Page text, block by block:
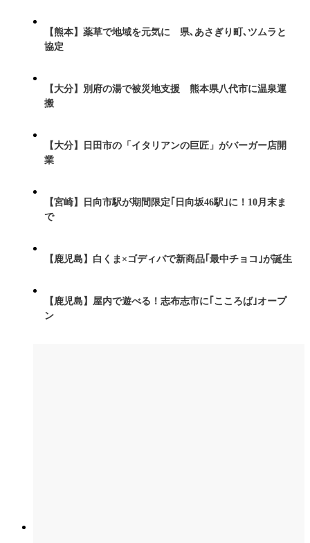
【熊本】薬草で地域を元気に 県､あさぎり町､ツムラと
協定
【大分】別府の湯で被災地支援 熊本県八代市に温泉運
搬
【大分】日田市の「イタリアンの巨匠」がバーガー店開
業
【宮崎】日向市駅が期間限定｢日向坂46駅｣に！10月末ま
で
【鹿児島】白くま×ゴディバで新商品｢最中チョコ｣が誕生
【鹿児島】屋内で遊べる！志布志市に｢こころば｣オープ
ン